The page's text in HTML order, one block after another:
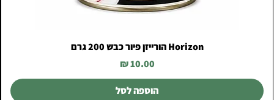
Horizon הורייזן פיור כבש 200 גרם
מחיר
הוספה לסל